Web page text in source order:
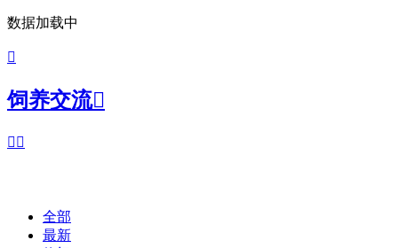
数据加载中

饲养交流
 
全部
最新